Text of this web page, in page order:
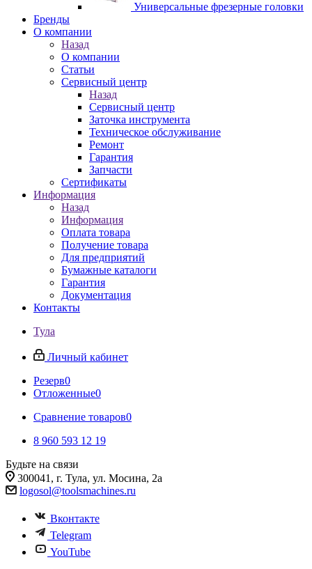
Универсальные фрезерные головки
Бренды
O компании
Назад
O компании
Статьи
Сервисный центр
Назад
Сервисный центр
Заточка инструмента
Техническое обслуживание
Ремонт
Гарантия
Запчасти
Сертификаты
Информация
Назад
Информация
Оплата товара
Получение товара
Для предприятий
Бумажные каталоги
Гарантия
Документация
Контакты
Тула
Личный кабинет
Резерв0
Отложенные0
Сравнение товаров0
8 960 593 12 19
Будьте на связи
300041, г. Тула, ул. Мосина, 2а
logosol@toolsmachines.ru
Вконтакте
Telegram
YouTube